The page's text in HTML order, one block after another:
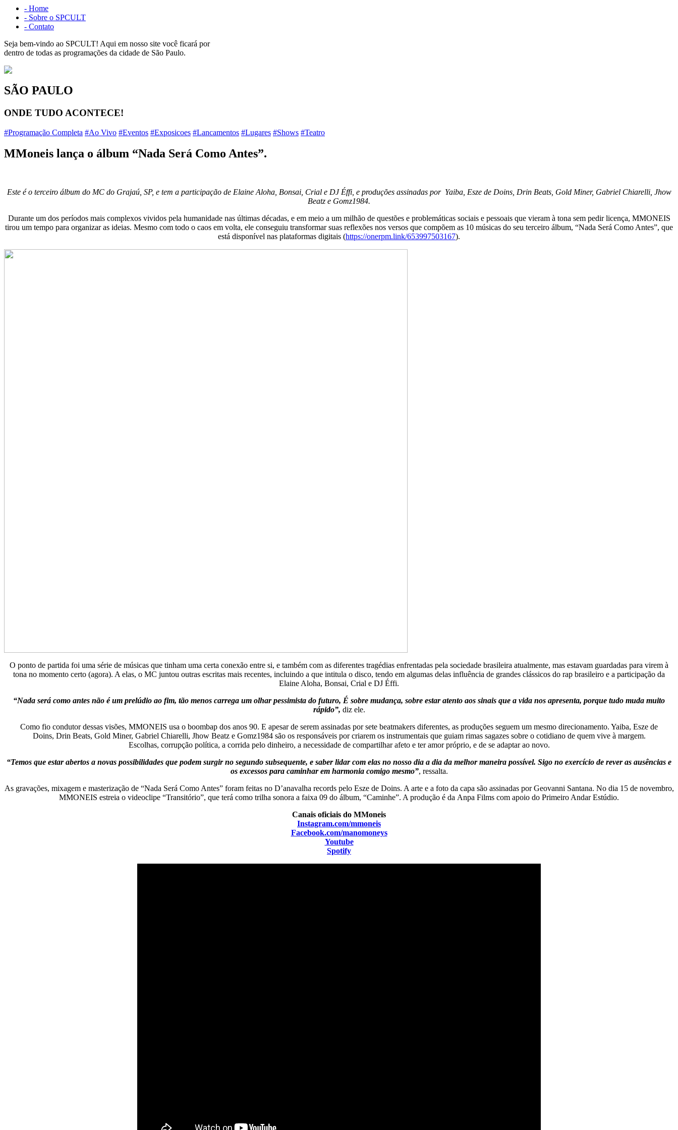
- Home
- Sobre o SPCULT
- Contato
Seja bem-vindo ao SPCULT! Aqui em nosso site você ficará por
dentro de todas as programações da cidade de São Paulo.
SÃO PAULO
ONDE TUDO ACONTECE!
#Programação Completa #Ao Vivo #Eventos #Exposicoes #Lancamentos #Lugares #Shows #Teatro
MMoneis lança o álbum “Nada Será Como Antes”.
Este é o terceiro álbum do MC do Grajaú, SP, e tem a participação de Elaine Aloha, Bonsai, Crial e DJ Éffi, e produções assinadas por Yaiba, Esze de Doins, Drin Beats, Gold Miner, Gabriel Chiarelli, Jhow
Beatz e Gomz1984.
Durante um dos períodos mais complexos vividos pela humanidade nas últimas décadas, e em meio a um milhão de questões e problemáticas sociais e pessoais que vieram à tona sem pedir licença, MMONEIS
tirou um tempo para organizar as ideias. Mesmo com todo o caos em volta, ele conseguiu transformar suas reflexões nos versos que compõem as 10 músicas do seu terceiro álbum, “Nada Será Como Antes”, que
está disponível nas plataformas digitais (https://onerpm.link/653997503167).
O ponto de partida foi uma série de músicas que tinham uma certa conexão entre si, e também com as diferentes tragédias enfrentadas pela sociedade brasileira atualmente, mas estavam guardadas para virem à
tona no momento certo (agora). A elas, o MC juntou outras escritas mais recentes, incluindo a que intitula o disco, tendo em algumas delas influência de grandes clássicos do rap brasileiro e a participação da
Elaine Aloha, Bonsai, Crial e DJ Éffi.
“Nada será como antes não é um prelúdio ao fim, tão menos carrega um olhar pessimista do futuro, É sobre mudança, sobre estar atento aos sinais que a vida nos apresenta, porque tudo muda muito
rápido”, diz ele.
Como fio condutor dessas visões, MMONEIS usa o boombap dos anos 90. E apesar de serem assinadas por sete beatmakers diferentes, as produções seguem um mesmo direcionamento. Yaiba, Esze de
Doins, Drin Beats, Gold Miner, Gabriel Chiarelli, Jhow Beatz e Gomz1984 são os responsáveis por criarem os instrumentais que guiam rimas sagazes sobre o cotidiano de quem vive à margem.
Escolhas, corrupção política, a corrida pelo dinheiro, a necessidade de compartilhar afeto e ter amor próprio, e de se adaptar ao novo.
“Temos que estar abertos a novas possibilidades que podem surgir no segundo subsequente, e saber lidar com elas no nosso dia a dia da melhor maneira possível. Sigo no exercício de rever as ausências e
os excessos para caminhar em harmonia comigo mesmo”, ressalta.
As gravações, mixagem e masterização de “Nada Será Como Antes” foram feitas no D’anavalha records pelo Esze de Doins. A arte e a foto da capa são assinadas por Geovanni Santana. No dia 15 de novembro,
MMONEIS estreia o videoclipe “Transitório”, que terá como trilha sonora a faixa 09 do álbum, “Caminhe”. A produção é da Anpa Films com apoio do Primeiro Andar Estúdio.
Canais oficiais do MMoneis
Instagram.com/mmoneis
Facebook.com/manomoneys
Youtube
Spotify